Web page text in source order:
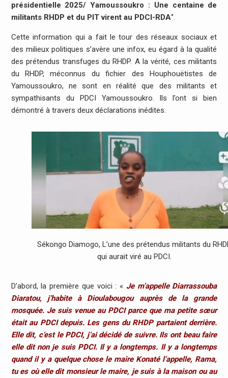
présidentielle 2025/ Yamoussoukro : Une centaine de
militants RHDP et du PIT virent au PDCI-RDA‘’.
Cette information qui a fait le tour des réseaux sociaux et
des milieux politiques s’avère une infox, eu égard à la qualité
des prétendus transfuges du RHDP. A la vérité, ces militants
du RHDP, méconnus du fichier des Houphouëtistes de
Yamoussoukro, ne sont en réalité que des militants et
sympathisants du PDCI Yamoussoukro. Ils l’ont si bien
démontré à travers deux déclarations inédites.
Sékongo Diamogo, L’une des prétendus militants du
qui aurait viré au PDCI.
D’abord, la première que voici : « Je m’appelle Diarrassouba
Diaratou, j’habite à Dioulabougou auprès de la grande
mosquée. Je suis venue au PDCI parce que ma petite sœur
était au PDCI depuis. Les gens du RHDP partaient derrière.
Elle dit, c’est le PDCI, j’ai décidé de suivre. Ils ont beau faire
elle dit non je suis PDCI. Il y a longtemps. Il y a longtemps
quand il y a quelque chose le maire Konaté l’appelle, Rama,
tu es où elle dit monsieur le maire, je suis à la maison ou au